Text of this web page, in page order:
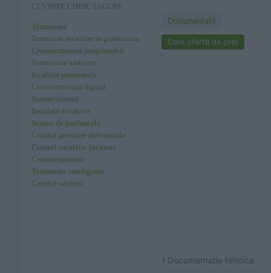
CUVINTE CHEIE/TAGURI:
Termostate
Termostat incalzire in pardoseala
Cronotermostat programabil
Termostate ambient
Incalzire pardoseala
Cronotermostat digital
Sistem control
Instalatii incalzire
Senzor de pardoseala
Control presiune diferentiala
Control incalzire locuinte
Cronotermostate
Termostate inteligente
Control wieless
Documentaţii
Cere ofertă de preț
1 Documentatie tehnica